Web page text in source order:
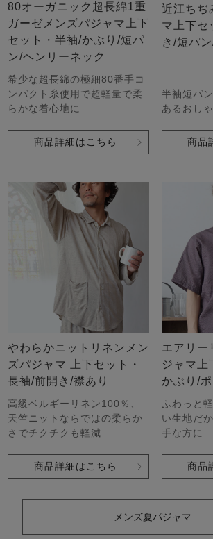
80オーガニック超長綿1重
ガーゼメンズパジャマ上下
セット・半袖/かぶり/短パ
ン/ヘンリーネック
希少な超長綿の極細80番手コ
ンパクト糸使用で超軽量で柔
らかな着心地に
商品詳細はこちら
近江ちぢ
マ上下セ
き/短パ
半袖短パ
あるおし
商品
やわらかニットリネンメン
ズパジャマ 上下セット・
長袖/前開き/襟あり
高級ベルギーリネン100％、
天竺ニットならではの柔らか
さでチクチクも軽減
商品詳細はこちら
エアリー
ジャマ上
かぶり/
ふわっと
い生地だ
手な方に
商品
メンズ夏パジャマ